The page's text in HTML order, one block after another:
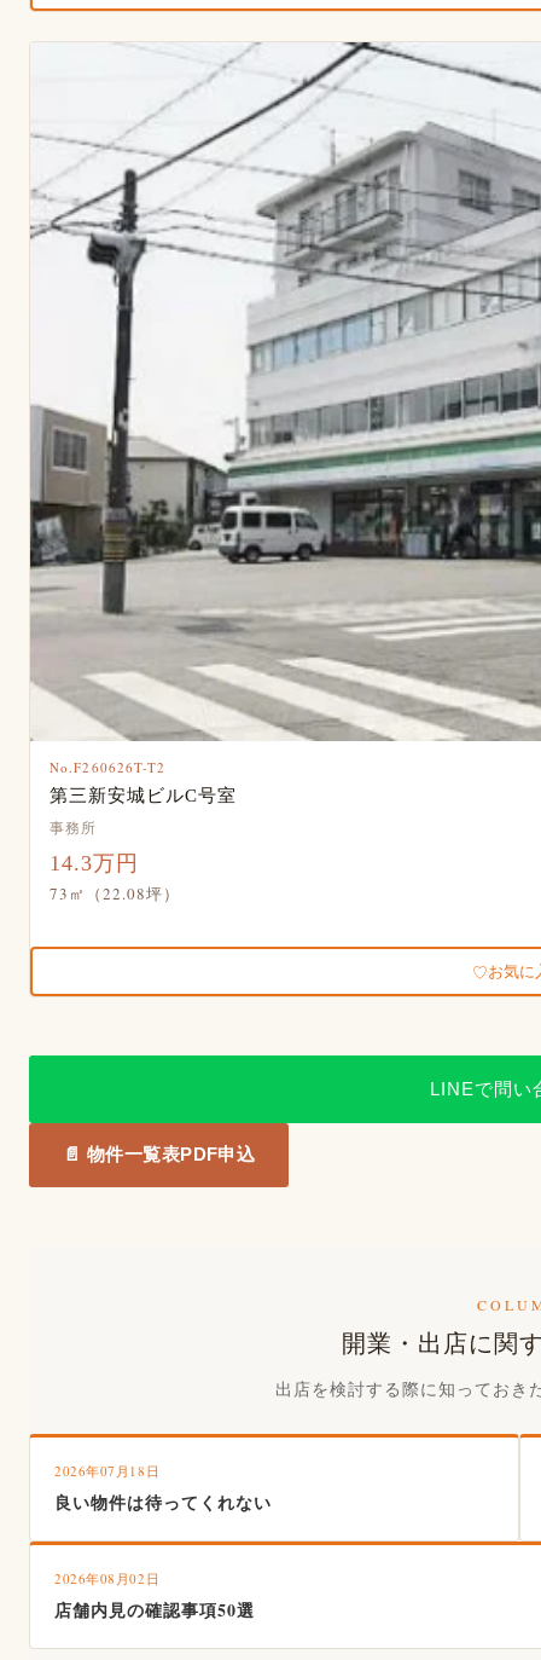
No.F260626T-T2
第三新安城ビルC号室
事務所
14.3万円
73㎡（22.08坪）
お気に
LINEで問い
📄 物件一覧表PDF申込
開業・出店に関
出店を検討する際に知っておき
2026年07月18日
良い物件は待ってくれない
2026年08月02日
店舗内見の確認事項50選